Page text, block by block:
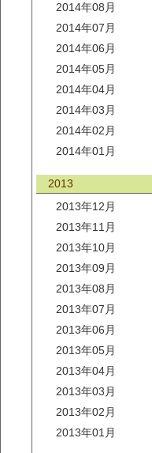
2014年08月
2014年07月
2014年06月
2014年05月
2014年04月
2014年03月
2014年02月
2014年01月
2013
2013年12月
2013年11月
2013年10月
2013年09月
2013年08月
2013年07月
2013年06月
2013年05月
2013年04月
2013年03月
2013年02月
2013年01月